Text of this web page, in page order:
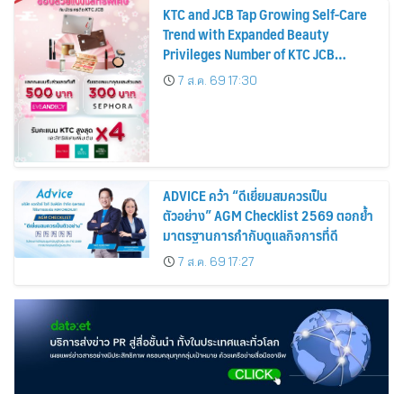
KTC and JCB Tap Growing Self-Care
Trend with Expanded Beauty
Privileges Number of KTC JCB
Cardmembers Spending on
Cosmetics Rises 26%
7 ส.ค. 69 17:30
ADVICE คว้า “ดีเยี่ยมสมควรเป็น
ตัวอย่าง” AGM Checklist 2569 ตอกย้ำ
มาตรฐานการกำกับดูแลกิจการที่ดี
7 ส.ค. 69 17:27